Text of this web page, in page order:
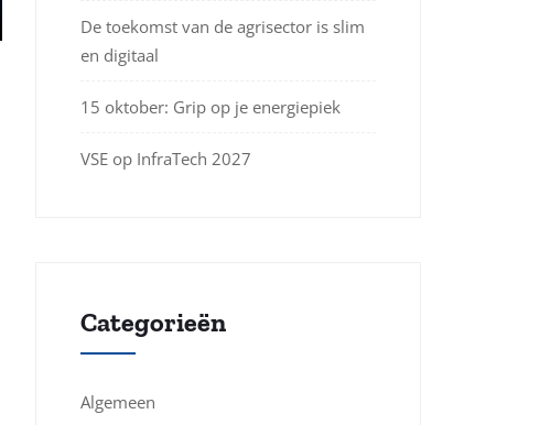
De toekomst van de agrisector is slim
en digitaal
15 oktober: Grip op je energiepiek
VSE op InfraTech 2027
Categorieën
Algemeen